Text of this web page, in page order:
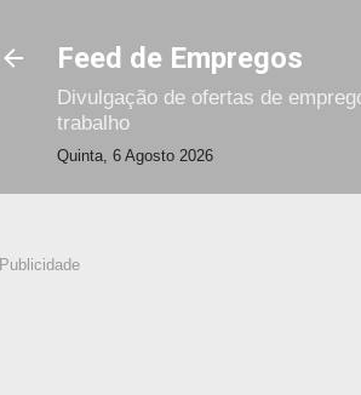
Feed de Empregos
Divulgação de ofertas de
trabalho
Quinta, 6 Agosto 2026
Publicidade